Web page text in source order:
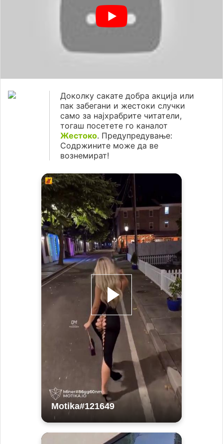
Доколку сакате добра акција или
пак забегани и жестоки случки
само за најхрабрите читатели,
тогаш посетете го каналот
Жестоко. Предупредување:
Содржините може да ве
вознемират!